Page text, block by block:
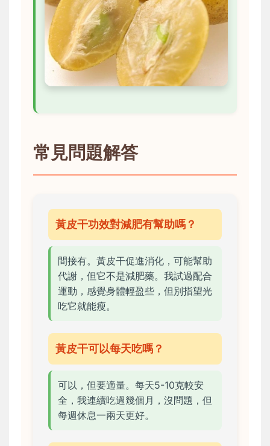
常見問題解答
黃皮干功效對減肥有幫助嗎？
間接有。黃皮干促進消化，可能幫助
代謝，但它不是減肥藥。我試過配合
運動，感覺身體輕盈些，但別指望光
吃它就能瘦。
黃皮干可以每天吃嗎？
可以，但要適量。每天5-10克較安
全，我連續吃過幾個月，沒問題，但
每週休息一兩天更好。